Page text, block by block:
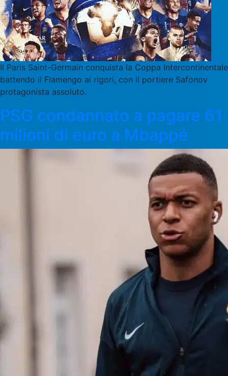
Il Paris Saint-Germain conquista la Coppa Intercontinentale
battendo il Flamengo ai rigori, con il portiere Safonov
protagonista assoluto.
PSG condannato a pagare 61
milioni di euro a Mbappé